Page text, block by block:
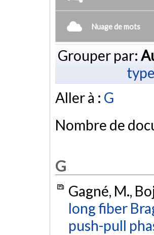
Nuage de mots
Grouper par:
Aller à : G
Nombre de
G
Gagné, M.,
long fiber
push-pull